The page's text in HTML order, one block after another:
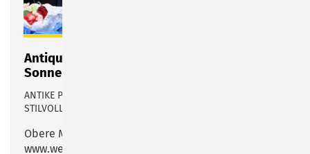
Antiquitäten Zitzmann - Galanterie
Sonneberg
ANTIKE PUPPEN & SPIELZEUG, CHRISTBAUMSCHMUCK,
STILVOLLE DEKORATION, SAMMELWÜRDIGES, UVM.
Obere Marktstraße
www.weltspielzeugstadt.de